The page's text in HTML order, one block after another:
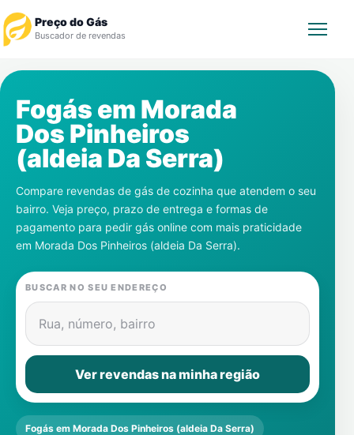
Preço do Gás
Buscador de revendas
Revendedor
Notícias
Cadastre-se
Gás
Contatos
Fogás em Morada
Dos Pinheiros
(aldeia Da Serra)
Compare revendas de gás de cozinha que atendem o seu
bairro. Veja preço, prazo de entrega e formas de
pagamento para pedir gás online com mais praticidade
em Morada Dos Pinheiros (aldeia Da Serra).
BUSCAR NO SEU ENDEREÇO
Rua, número, bairro
Ver revendas na minha região
Fogás em Morada Dos Pinheiros (aldeia Da Serra)